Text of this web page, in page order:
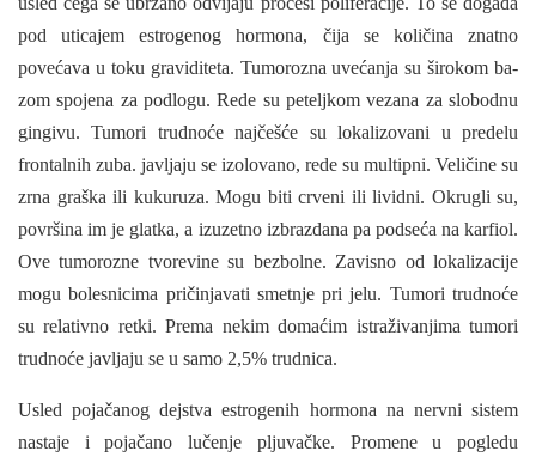
pod uticajem estrogenog hormona, čija se količina znatno
povećava u toku graviditeta. Tumorozna uvećanja su širokom ba­
zom spojena za podlogu. Rede su peteljkom vezana za slobodnu
gingivu. Tumori trudnoće najčešće su lokalizovani u predelu
frontalnih zuba. javljaju se izolovano, rede su multipni. Veličine su
zrna graška ili kukuruza. Mogu biti crveni ili lividni. Okrugli su,
površina im je glatka, a izuzetno izbrazdana pa podseća na karfiol.
Ove tumorozne tvorevine su bez­bolne. Zavisno od lokalizacije
mogu bolesnicima pričinjavati smetnje pri jelu. Tumori trudnoće
su re­lativno retki. Prema nekim domaćim istraživanjima tumori
trudnoće javljaju se u samo 2,5% trudnica.
Usled pojačanog dejstva estrogenih hormona na nervni sistem
nastaje i pojačano lučenje pljuvač­ke. Promene u pogledu